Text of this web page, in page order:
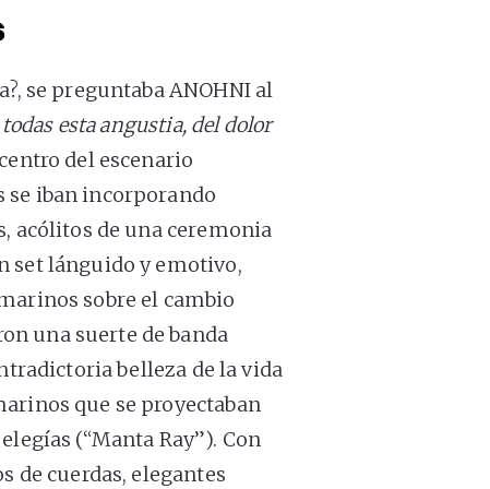
se preguntaba ANOHNI al
esta angustia, del dolor
del escenario
iban incorporando
acólitos de una ceremonia
set lánguido y emotivo,
sobre el cambio
una suerte de banda
belleza de la vida
que se proyectaban
(“Manta Ray”). Con
de cuerdas, elegantes